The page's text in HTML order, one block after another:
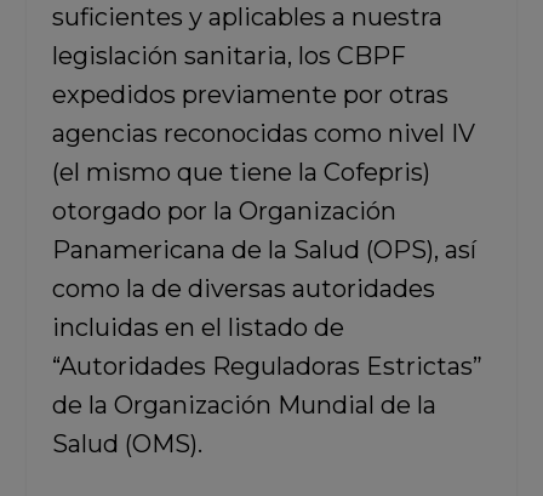
suficientes y aplicables a nuestra
legislación sanitaria, los CBPF
expedidos previamente por otras
agencias reconocidas como nivel IV
(el mismo que tiene la Cofepris)
otorgado por la Organización
Panamericana de la Salud (OPS), así
como la de diversas autoridades
incluidas en el listado de
“Autoridades Reguladoras Estrictas”
de la Organización Mundial de la
Salud (OMS).